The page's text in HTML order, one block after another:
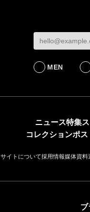
MEN
ニュース特集
コレクションポス
サイトについて採用情報媒体資料
ブ